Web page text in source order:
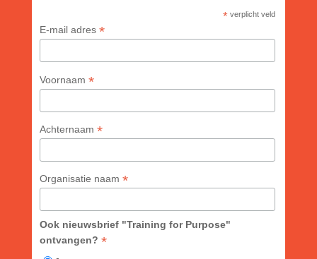
* verplicht veld
E-mail adres *
Voornaam *
Achternaam *
Organisatie naam *
Ook nieuwsbrief "Training for Purpose"
ontvangen? *